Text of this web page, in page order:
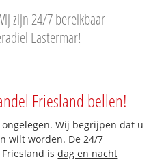
zijn 24/7 bereikbaar
Eastermar!
Friesland bellen!
Wij begrijpen dat u
wilt worden. De 24/7
Friesland isdag en nacht